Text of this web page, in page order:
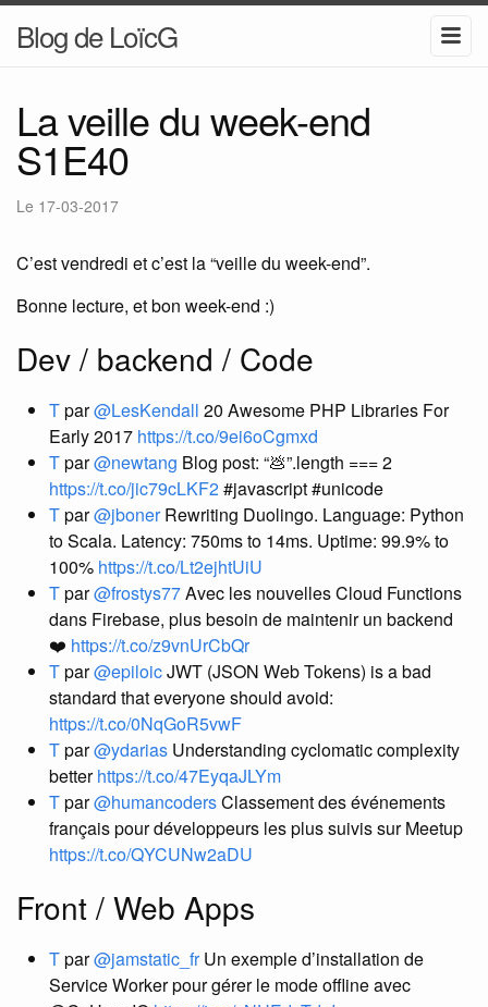
Blog de LoïcG
La veille du week-end
S1E40
Le 17-03-2017
C’est vendredi et c’est la “veille du week-end”.
Bonne lecture, et bon week-end :)
Dev / backend / Code
Tpar@LesKendall 20 Awesome PHP Libraries For
Early 2017 https://t.co/9ei6oCgmxd
Tpar@newtang Blog post: “💩”.length === 2
https://t.co/jic79cLKF2#javascript #unicode
Tpar@jbonerRewriting Duolingo. Language: Python
to Scala. Latency: 750ms to 14ms. Uptime: 99.9% to
100% https://t.co/Lt2ejhtUiU
Tpar@frostys77Avec les nouvelles Cloud Functions
dans Firebase, plus besoin de maintenir un backend
❤️ https://t.co/z9vnUrCbQr
Tpar@epiloicJWT (JSON Web Tokens) is a bad
standard that everyone should avoid:
https://t.co/0NqGoR5vwF
Tpar@ydarias Understanding cyclomatic complexity
betterhttps://t.co/47EyqaJLYm
Tpar@humancodersClassement des événements
français pour développeurs les plus suivis sur Meetup
https://t.co/QYCUNw2aDU
Front / Web Apps
Tpar@jamstatic_frUn exemple d’installation de
Service Worker pour gérer le mode offline avec